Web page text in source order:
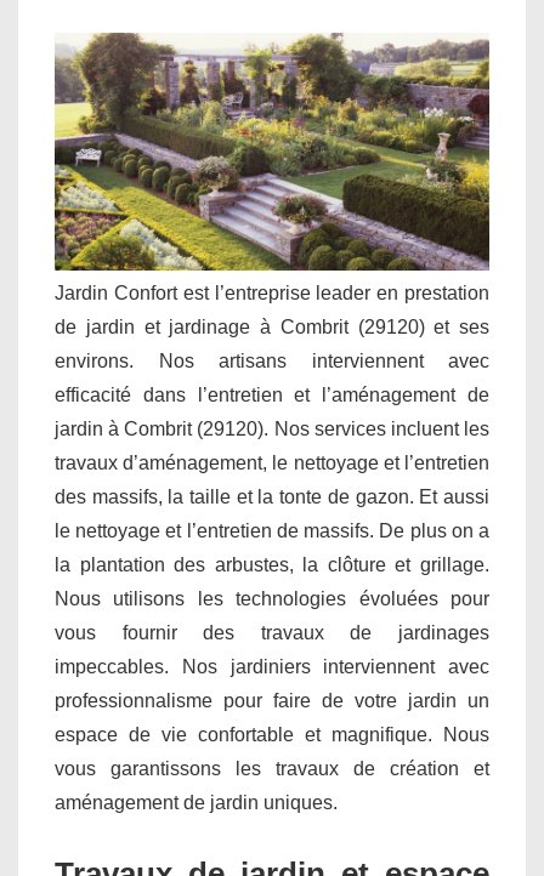
Jardin Confort est l’entreprise leader en prestation
de jardin et jardinage à Combrit (29120) et ses
environs. Nos artisans interviennent avec
efficacité dans l’entretien et l’aménagement de
jardin à Combrit (29120). Nos services incluent les
travaux d’aménagement, le nettoyage et l’entretien
des massifs, la taille et la tonte de gazon. Et aussi
le nettoyage et l’entretien de massifs. De plus on a
la plantation des arbustes, la clôture et grillage.
Nous utilisons les technologies évoluées pour
vous fournir des travaux de jardinages
impeccables. Nos jardiniers interviennent avec
professionnalisme pour faire de votre jardin un
espace de vie confortable et magnifique. Nous
vous garantissons les travaux de création et
aménagement de jardin uniques.